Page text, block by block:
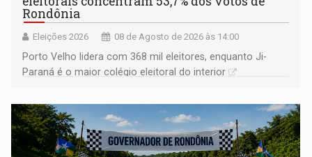
Rondônia
Eleições 2026 08 de Agosto de 2026 às 14:00
Porto Velho lidera com 368 mil eleitores, enquanto Ji-
Paraná é o maior colégio eleitoral do interior